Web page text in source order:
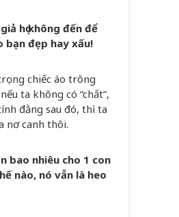
họ không đến để
bạn đẹp hay xấu!
chiếc áo trông
ta không có “chất”,
đằng sau đó, thì ta
nơ canh thôi.
bao nhiêu cho 1 con
nào, nó vẫn là heo